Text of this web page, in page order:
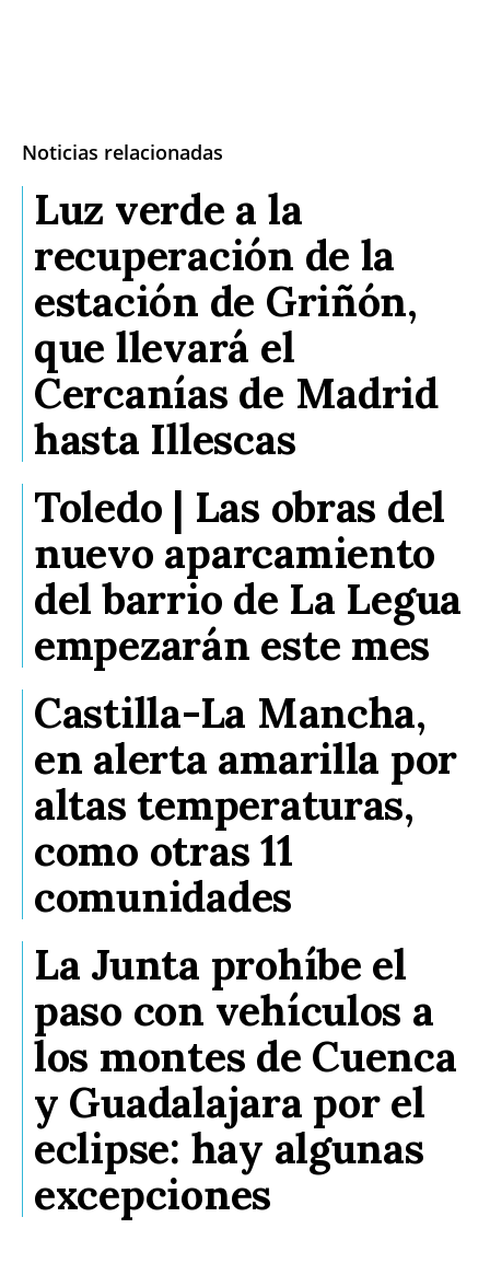
Noticias relacionadas
Luz verde a la
recuperación de la
estación de Griñón,
que llevará el
Cercanías de Madrid
hasta Illescas
Toledo | Las obras del
nuevo aparcamiento
del barrio de La Legua
empezarán este mes
Castilla-La Mancha,
en alerta amarilla por
altas temperaturas,
como otras 11
comunidades
La Junta prohíbe el
paso con vehículos a
los montes de Cuenca
y Guadalajara por el
eclipse: hay algunas
excepciones